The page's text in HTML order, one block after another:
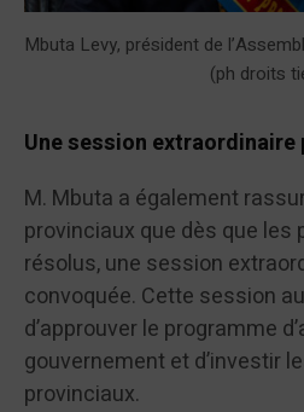
Mbuta Levy, président de
(ph droits
Une session extraordinaire
M. Mbuta a également
provinciaux que dès que les
résolus, une session
convoquée. Cette session
d’approuver le programme
gouvernement et d’investir
provinciaux.